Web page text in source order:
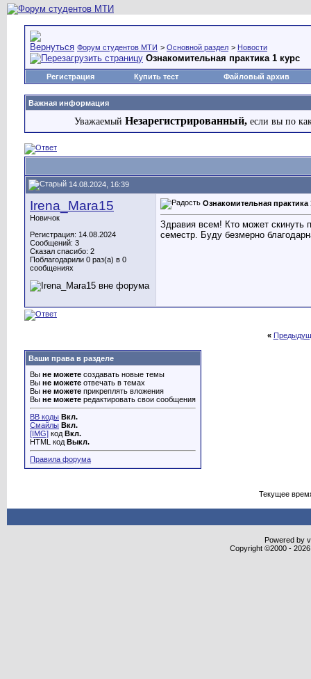
Форум студентов МТИ > Основной раздел > Новости
Ознакомительная практика 1 курс
Регистрация Купить тест Файловый архив
Важная информация
Уважаемый Незарегистрированный, если вы по
14.08.2024, 16:39
Irena_Mara15
Новичок
Регистрация: 14.08.2024
Сообщений: 3
Сказал спасибо: 2
Поблагодарили 0 раз(а) в 0
сообщениях
Ознакомительная практика
Здравия всем! Кто может скинуть
семестр. Буду безмерно
«
Ваши права в разделе
Вы не можете создавать новые темы
Вы не можете отвечать в темах
Вы не можете прикреплять вложения
Вы не можете редактировать свои сообщения
BB коды Вкл.
Смайлы Вкл.
[IMG] код Вкл.
HTML код Выкл.
Правила форума
Текущее
Powered by
Copyright ©2000 -